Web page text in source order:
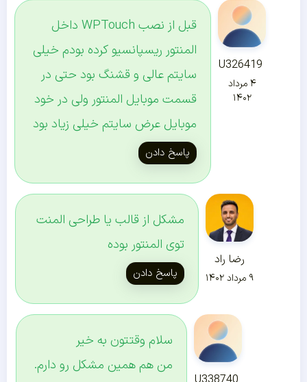
U326419
۴ مرداد
۱۴۰۲
قبل از نصب WPTouch داخل
المنتور ریسپانسیو کرده بودم خیلی
سایتم عالی و قشنگ بود حتی در
قسمت موبایل المنتور ولی در خود
موبایل عرض سایتم خیلی زیاد بود
پاسخ دادن
رضا راد
۹ مرداد ۱۴۰۲
مشکل از قالب یا طراحی المنت
توی المنتور بوده
پاسخ دادن
سلام وقتتون به خیر
من هم همین مشکل رو دارم.